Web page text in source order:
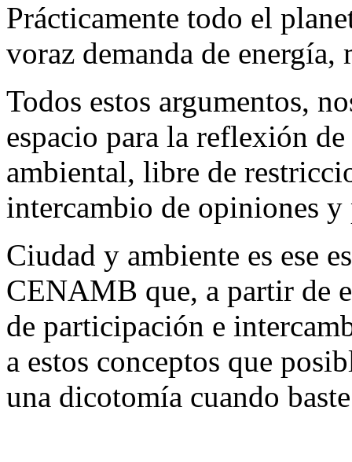
Prácticamente todo el
voraz demanda de
Todos estos argumentos,
espacio para la reflexión
ambiental, libre de
intercambio de opiniones y
Ciudad y ambiente es ese
CENAMB que, a partir de
de participación e
a estos conceptos que
una dicotomía cuando